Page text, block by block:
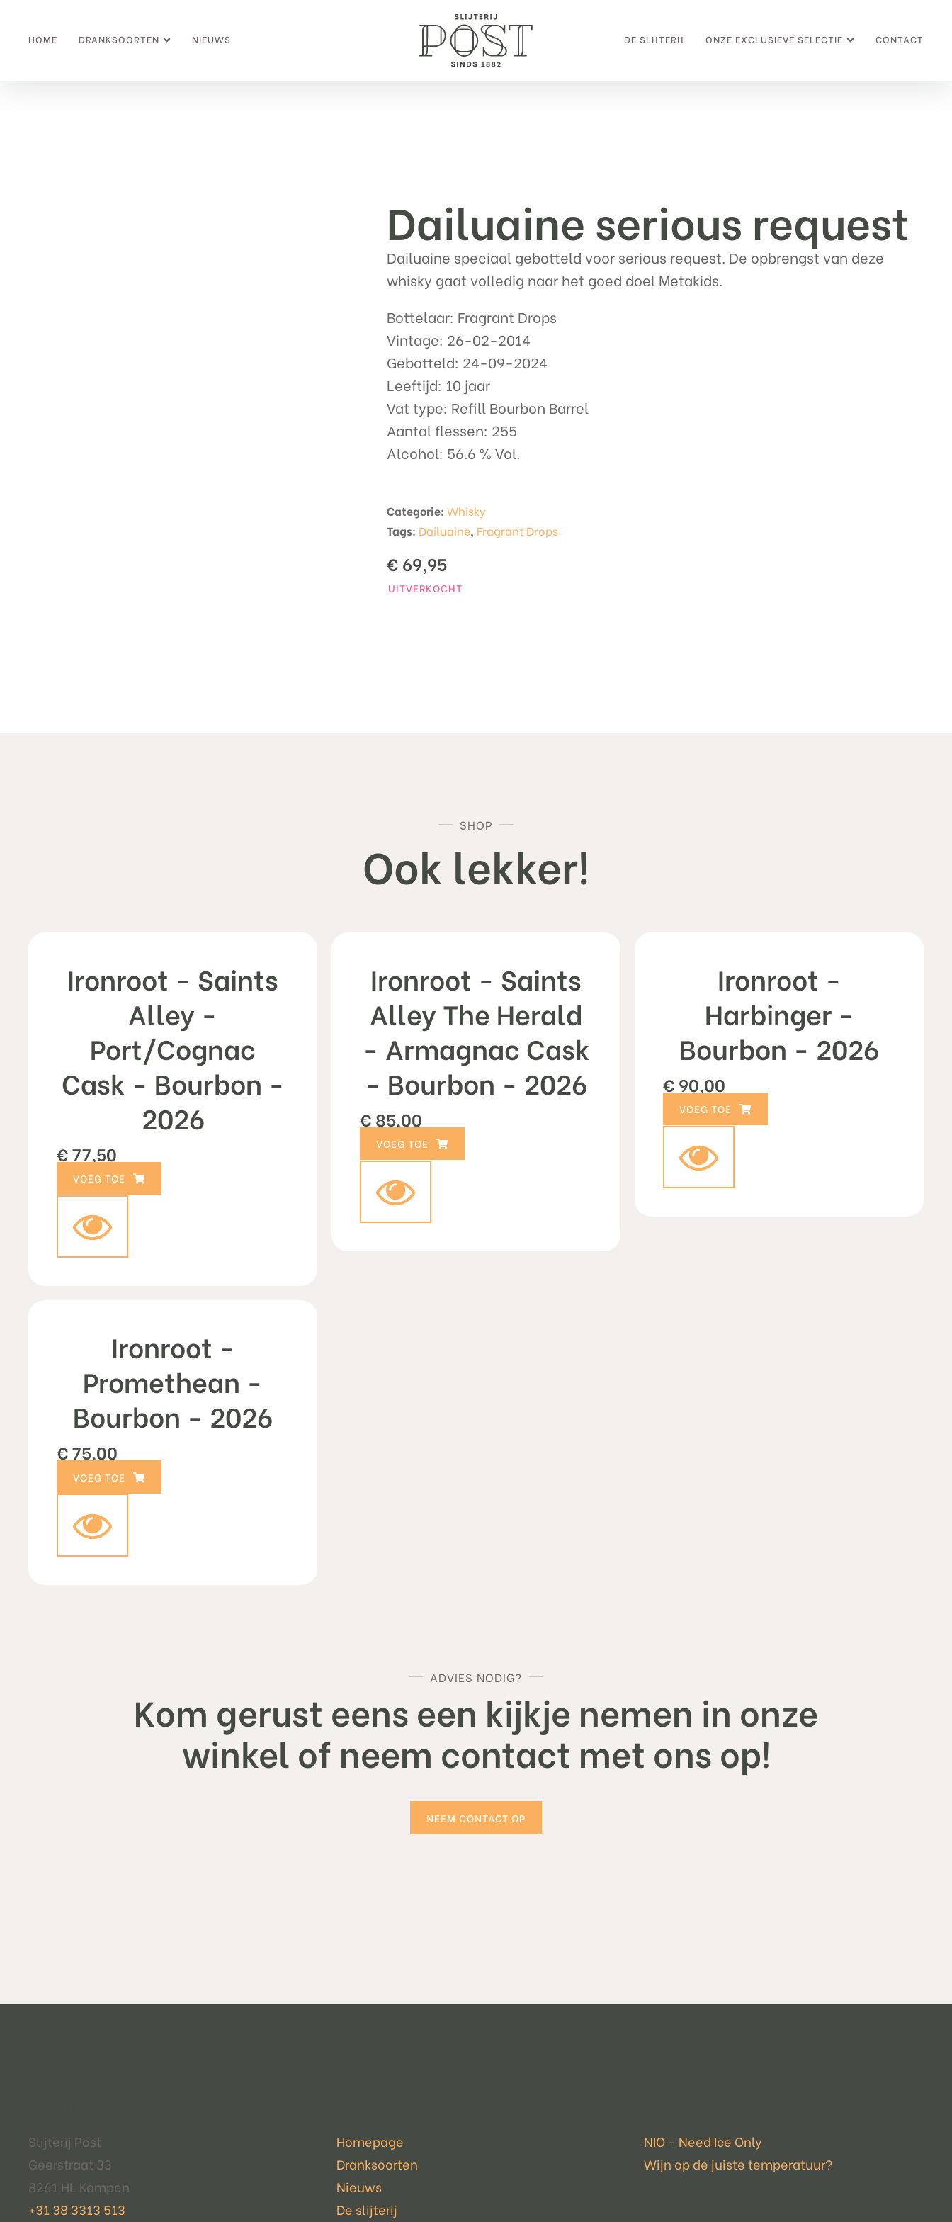
HOME DRANKSOORTEN NIEUWS DE SLIJTERIJ ONZE EXCLUSIEVE SELECTIE CONTACT
Dailuaine serious request
Dailuaine speciaal gebotteld voor serious request. De opbrengst van deze
whisky gaat volledig naar het goed doel Metakids.
Bottelaar: Fragrant Drops
Vintage: 26-02-2014
Gebotteld: 24-09-2024
Leeftijd: 10 jaar
Vat type: Refill Bourbon Barrel
Aantal flessen: 255
Alcohol: 56.6 % Vol.
Categorie: Whisky
Tags: Dailuaine, Fragrant Drops
€69,95
UITVERKOCHT
SHOP
Ook lekker!
Ironroot - Saints
Alley -
Port/Cognac
Cask - Bourbon -
2026
€77,50
Ironroot - Saints
Alley The Herald
- Armagnac Cask
- Bourbon - 2026
€ 85,00
Ironroot -
Harbinger -
Bourbon - 2026
€ 90,00
Ironroot -
Promethean -
Bourbon - 2026
€75,00
ADVIES NODIG?
Kom gerust eens een kijkje nemen in onze
winkel of neem contact met ons op!
NEEM CONTACT OP
Slijterij Post
Geerstraat 33
8261 HL Kampen
+31 38 3313 513
Homepage
Dranksoorten
Nieuws
De slijterij
NIO - Need Ice Only
Wijn op de juiste temperatuur?